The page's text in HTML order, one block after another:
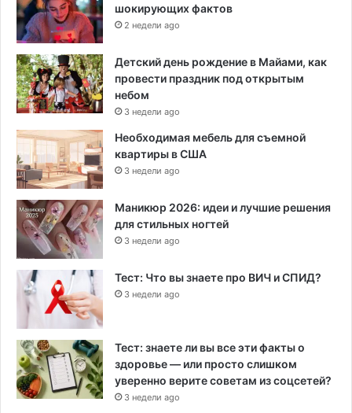
шокирующих фактов
2 недели ago
Детский день рождение в Майами, как
провести праздник под открытым
небом
3 недели ago
Необходимая мебель для съемной
квартиры в США
3 недели ago
Маникюр 2026: идеи и лучшие решения
для стильных ногтей
3 недели ago
Тест: Что вы знаете про ВИЧ и СПИД?
3 недели ago
Тест: знаете ли вы все эти факты о
здоровье — или просто слишком
уверенно верите советам из соцсетей?
3 недели ago